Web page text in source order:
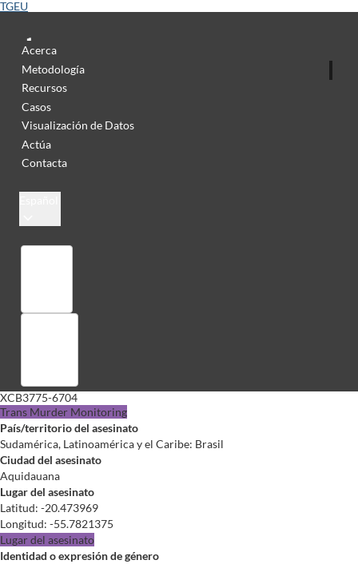
TGEU
Acerca
Metodología
Recursos
Casos
Visualización de Datos
Actúa
Contacta
XCB3775-6704
Trans Murder Monitoring
País/territorio del asesinato
Sudamérica, Latinoamérica y el Caribe: Brasil
Ciudad del asesinato
Aquidauana
Lugar del asesinato
Latitud: -20.473969
Longitud: -55.7821375
Lugar del asesinato
Identidad o expresión de género